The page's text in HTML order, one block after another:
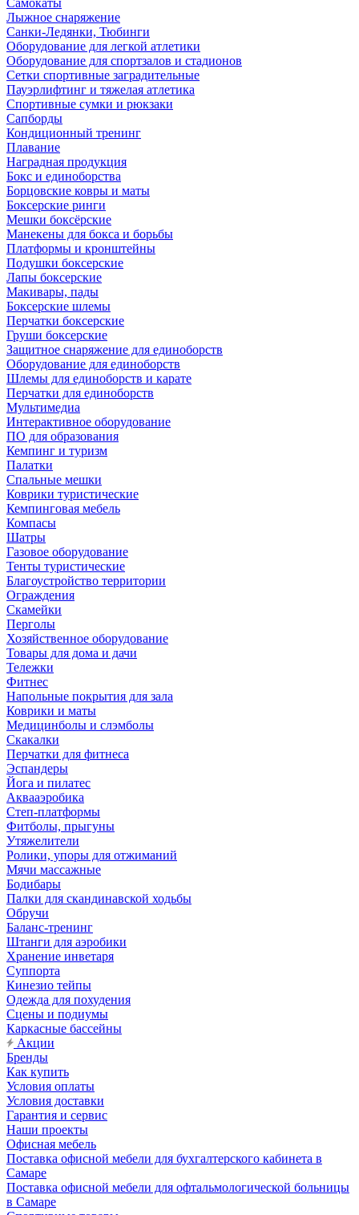
Самокаты
Лыжное снаряжение
Санки-Ледянки, Тюбинги
Оборудование для легкой атлетики
Оборудование для спортзалов и стадионов
Сетки спортивные заградительные
Пауэрлифтинг и тяжелая атлетика
Спортивные сумки и рюкзаки
Сапборды
Кондиционный тренинг
Плавание
Наградная продукция
Бокс и единоборства
Борцовские ковры и маты
Боксерские ринги
Мешки боксёрские
Манекены для бокса и борьбы
Платформы и кронштейны
Подушки боксерские
Лапы боксерские
Макивары, пады
Боксерские шлемы
Перчатки боксерские
Груши боксерские
Защитное снаряжение для единоборств
Оборудование для единоборств
Шлемы для единоборств и карате
Перчатки для единоборств
Мультимедиа
Интерактивное оборудование
ПО для образования
Кемпинг и туризм
Палатки
Спальные мешки
Коврики туристические
Кемпинговая мебель
Компасы
Шатры
Газовое оборудование
Тенты туристические
Благоустройство территории
Ограждения
Скамейки
Перголы
Хозяйственное оборудование
Товары для дома и дачи
Тележки
Фитнес
Напольные покрытия для зала
Коврики и маты
Медицинболы и слэмболы
Скакалки
Перчатки для фитнеса
Эспандеры
Йога и пилатес
Аквааэробика
Степ-платформы
Фитболы, прыгуны
Утяжелители
Ролики, упоры для отжиманий
Мячи массажные
Бодибары
Палки для скандинавской ходьбы
Обручи
Баланс-тренинг
Штанги для аэробики
Хранение инветаря
Суппорта
Кинезио тейпы
Одежда для похудения
Сцены и подиумы
Каркасные бассейны
Акции
Бренды
Как купить
Условия оплаты
Условия доставки
Гарантия и сервис
Наши проекты
Офисная мебель
Поставка офисной мебели для бухгалтерского кабинета в
Самаре
Поставка офисной мебели для офтальмологической больницы
в Самаре